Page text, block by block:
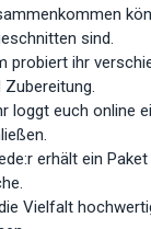
sind.
probiert ihr
loggt euch online
erhält ein
Vielfalt